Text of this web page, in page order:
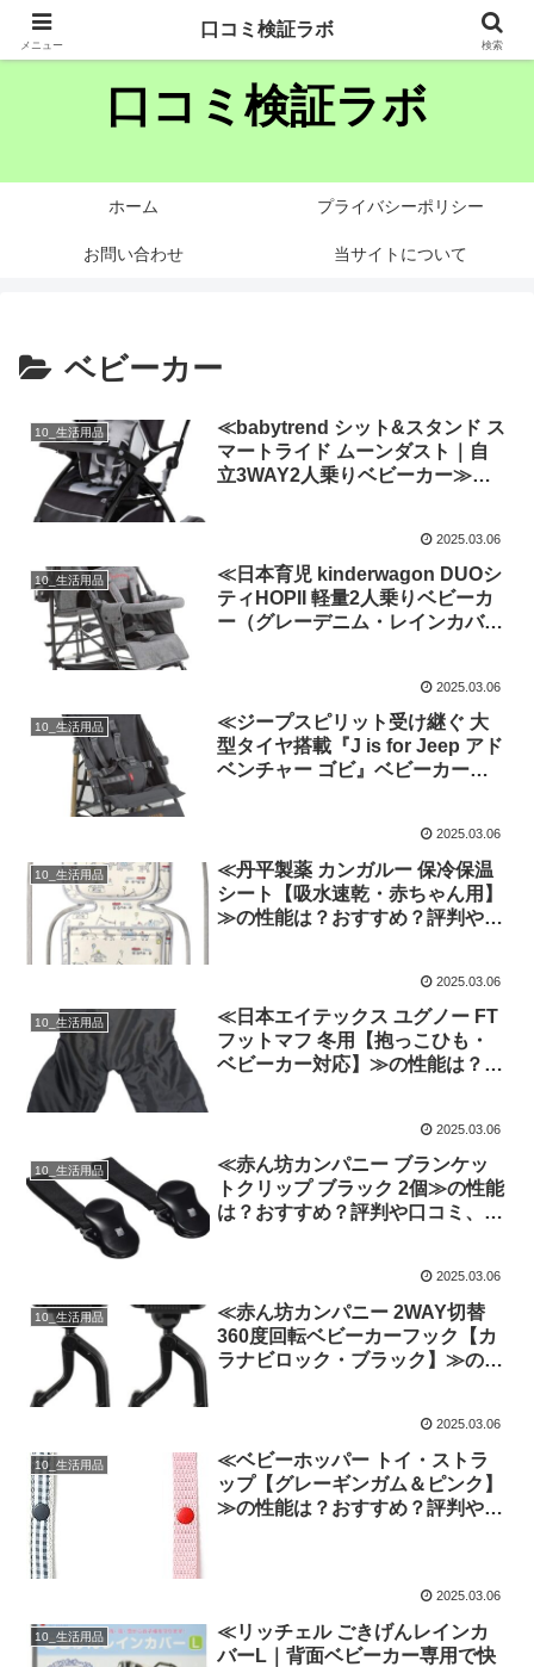
様々な商品・サービスの噂や口コミを忖度なく分析します
口コミ検証ラボ
ホーム プライバシーポリシー
お問い合わせ 当サイトについて
ベビーカー
10_生活用品
≪babytrend シット&スタンド ス
マートライド ムーンダスト｜自
立3WAY2人乗りベビーカー≫の
2025.03.06
10_生活用品
≪日本育児 kinderwagon DUOシ
ティHOPII 軽量2人乗りベビーカ
ー（グレーデニム・レインカバー
2025.03.06
10_生活用品
≪ジープスピリット受け継ぐ 大
型タイヤ搭載『J is for Jeep アド
ベンチャー ゴビ』ベビーカー≫
2025.03.06
10_生活用品
≪丹平製薬 カンガルー 保冷保温
シート【吸水速乾・赤ちゃん用】
≫の性能は？おすすめ？評判や口
2025.03.06
10_生活用品
≪日本エイテックス ユグノー FT
フットマフ 冬用【抱っこひも・
ベビーカー対応】≫の性能は？お
2025.03.06
10_生活用品
≪赤ん坊カンパニー ブランケッ
トクリップ ブラック 2個≫の性能
は？おすすめ？評判や口コミ、噂
2025.03.06
10_生活用品
≪赤ん坊カンパニー 2WAY切替
360度回転ベビーカーフック【カ
ラナビロック・ブラック】≫の性
2025.03.06
10_生活用品
≪ベビーホッパー トイ・ストラ
ップ【グレーギンガム＆ピンク】
≫の性能は？おすすめ？評判や口
2025.03.06
10_生活用品
≪リッチェル ごきげんレインカ
バーL｜背面ベビーカー専用で快
メニュー
口コミ検証ラボ
検索